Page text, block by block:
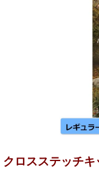
クロスステッチ